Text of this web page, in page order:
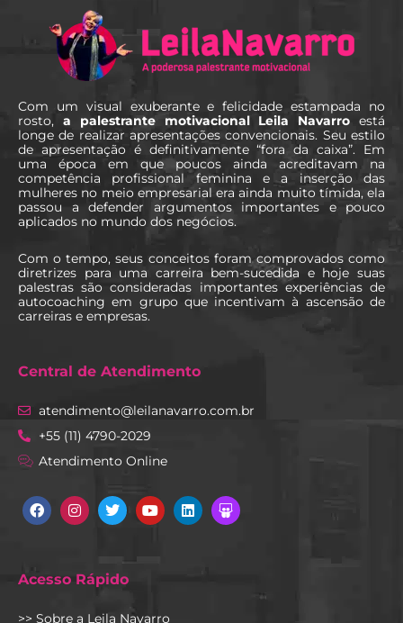
Com um visual exuberante e felicidade estampada no
rosto, a palestrante motivacional Leila Navarro está
longe de realizar apresentações convencionais. Seu estilo
de apresentação é definitivamente “fora da caixa”. Em
uma época em que poucos ainda acreditavam na
competência profissional feminina e a inserção das
mulheres no meio empresarial era ainda muito tímida, ela
passou a defender argumentos importantes e pouco
aplicados no mundo dos negócios.
Com o tempo, seus conceitos foram comprovados como
diretrizes para uma carreira bem-sucedida e hoje suas
palestras são consideradas importantes experiências de
autocoaching em grupo que incentivam à ascensão de
carreiras e empresas.
Central de Atendimento
atendimento@leilanavarro.com.br
+55 (11) 4790-2029
Atendimento Online
FacebookInstagramTwitterYoutubeLinkedinSlideshare
Acesso Rápido
>> Sobre a Leila Navarro